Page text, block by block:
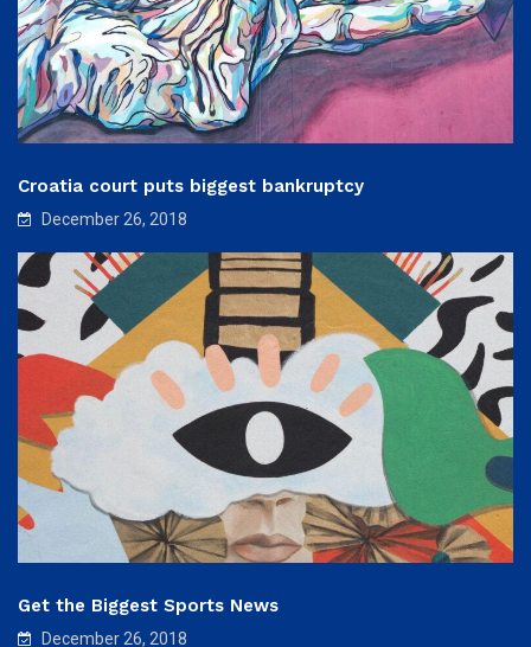
Croatia court puts biggest bankruptcy
December 26, 2018
Get the Biggest Sports News
December 26, 2018